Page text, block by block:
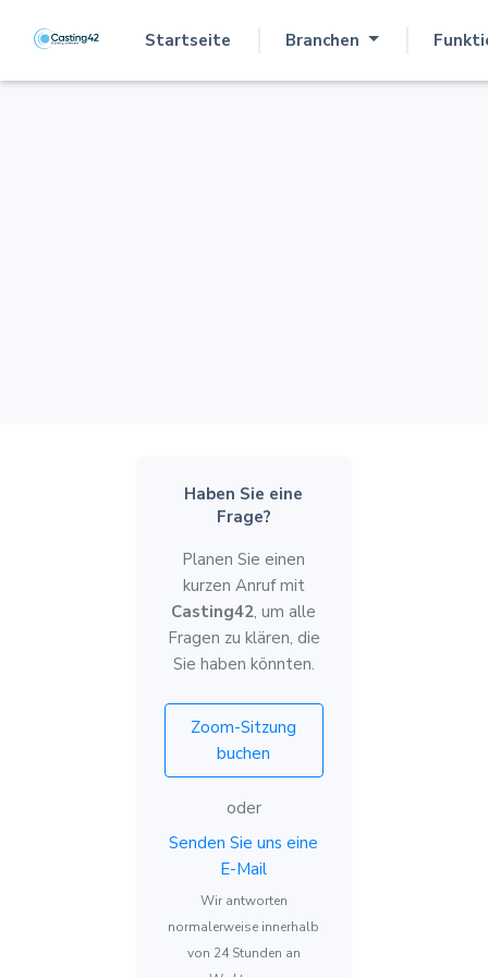
Startseite
(current)
Branchen
Haben Sie eine
Frage?
Planen Sie einen
kurzen Anruf mit
Casting42, um alle
Fragen zu klären, die
Sie haben könnten.
Zoom-Sitzung
buchen
oder
Senden Sie uns eine
E-Mail
Wir antworten
normalerweise innerhalb
von 24 Stunden an